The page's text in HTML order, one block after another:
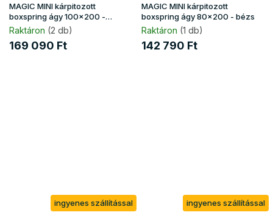
MAGIC MINI kárpitozott
boxspring ágy 100x200 -
szürke
Raktáron (2 db)
169 090 Ft
MAGIC MINI kárpitozott
boxspring ágy 80x200 - bézs
Raktáron (1 db)
142 790 Ft
ingyenes szállítással
ingyenes szállítással